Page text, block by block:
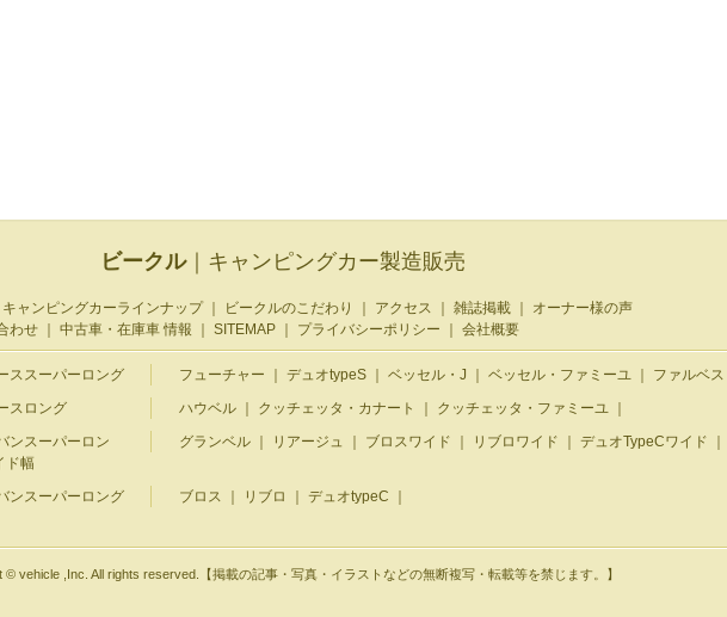
ビークル｜キャンピングカー製造販売
キャンピングカーラインナップ ビークルのこだわり アクセス 雑誌掲載
オーナー様の声
わせ
中古車・在庫車 情報 SITEMAP プライバシーポリシー 会社概要
ススーパーロング フューチャー デュオtypeS ベッセル・J ベッセル・ファミーユ ファルベス
スロング
ハウベル クッチェッタ・カナート クッチェッタ・ファミーユ
ンスーパーロン
幅
グランベル リアージュ ブロスワイド リブロワイド デュオTypeCワイド
ンスーパーロング
ブロス リブロ デュオtypeC
© vehicle ,Inc. All rights reserved.【掲載の記事・写真・イラストなどの無断複写・転載等を禁じます。】